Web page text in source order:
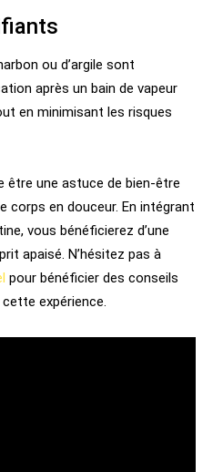
ou d’argile sont
après un bain de vapeur
en minimisant les risques
être une astuce de bien-être
corps en douceur. En intégrant
vous bénéficierez d’une
apaisé. N’hésitez pas à
pour bénéficier des conseils
expérience.